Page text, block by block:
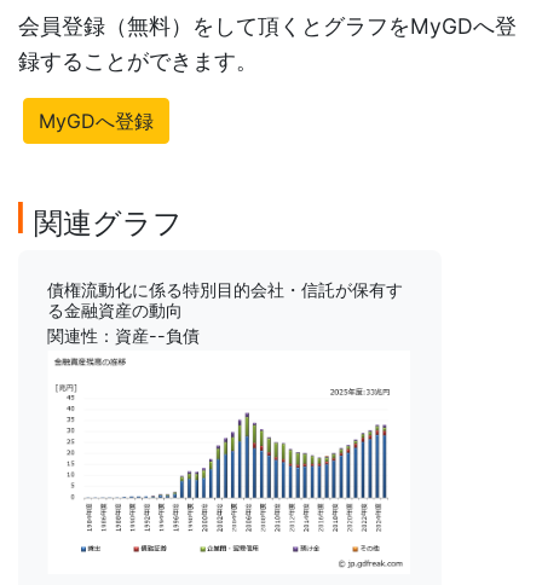
会員登録（無料）をして頂くとグラフをMyGDへ登
録することができます。
MyGDへ登録
関連グラフ
債権流動化に係る特別目的会社・信託が保有す
る金融資産の動向
関連性：資産--負債